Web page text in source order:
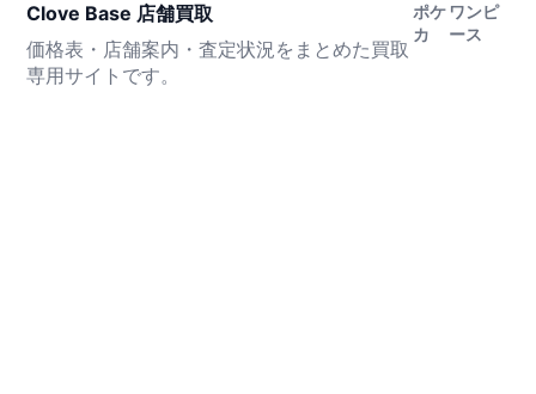
Clove Base 店舗買取
価格表・店舗案内・査定状況をまとめた買取
専用サイトです。
ポケ
カ
ワンピ
ース